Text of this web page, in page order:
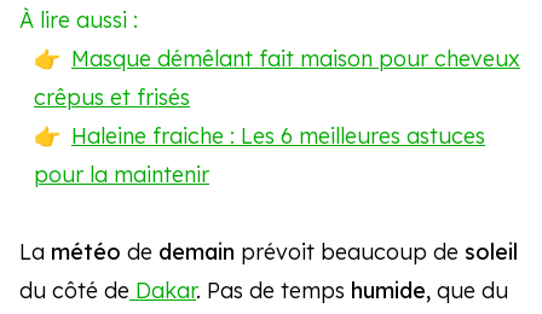
La météo de demain prévoit beaucoup de soleil
du côté de Dakar. Pas de temps humide, que du
À lire aussi :
Masque démêlant fait maison pour cheveux
crêpus et frisés
Haleine fraiche : Les 6 meilleures astuces
pour la maintenir